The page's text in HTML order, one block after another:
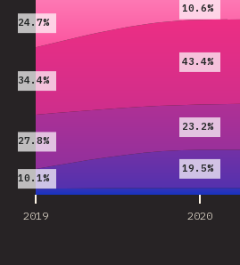
2019 2020
10.1%
19.5%
27.8%
23.2%
34.4%
43.4%
24.7%
10.6%